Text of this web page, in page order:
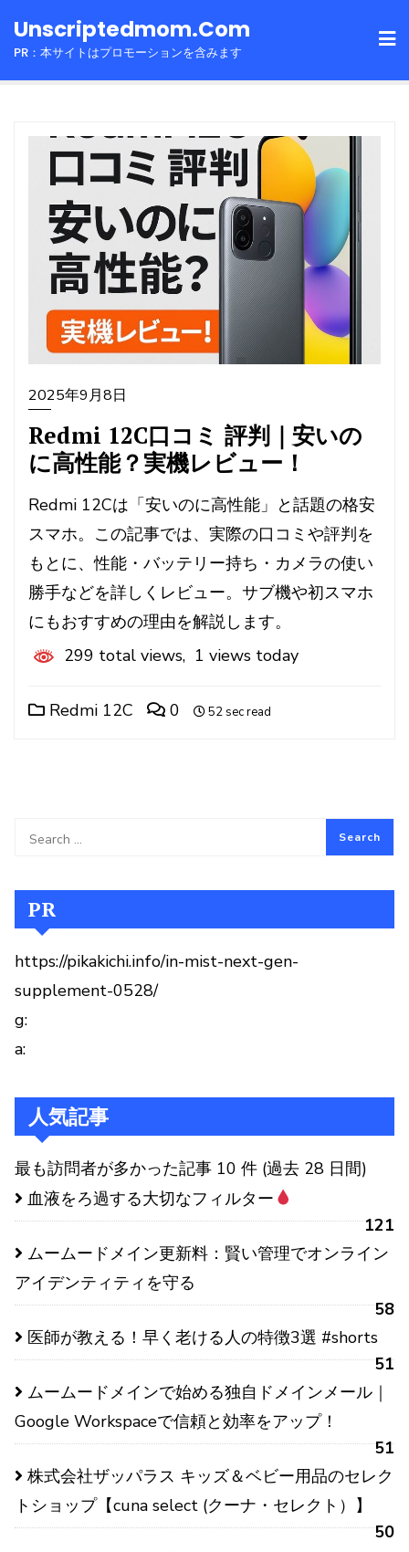
toUnscriptedmom.com
PR：本サイトはプロモーションを含みます
2025年9月8日
Redmi 12C口コミ 評判｜安いの
に高性能？実機レビュー！
Redmi 12Cは「安いのに高性能」と話題の格安
スマホ。この記事では、実際の口コミや評判を
もとに、性能・バッテリー持ち・カメラの使い
勝手などを詳しくレビュー。サブ機や初スマホ
にもおすすめの理由を解説します。
299 total views, 1 views today
Redmi 12C 0 52 sec read
PR
https://pikakichi.info/in-mist-next-gen-
supplement-0528/
g:
a:
人気記事
最も訪問者が多かった記事 10 件 (過去 28 日間)
血液をろ過する大切なフィルター
121
ムームードメイン更新料：賢い管理でオンライン
アイデンティティを守る
58
医師が教える！早く老ける人の特徴3選 #shorts
51
ムームードメインで始める独自ドメインメール｜
Google Workspaceで信頼と効率をアップ！
51
株式会社ザッパラス キッズ＆ベビー用品のセレク
トショップ【cuna select (クーナ・セレクト）】
50